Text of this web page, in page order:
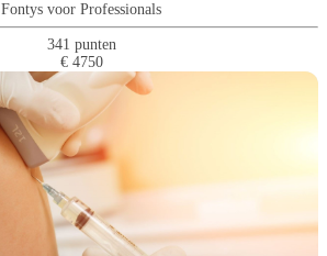
Fontys voor Professionals
341 punten
€ 4750